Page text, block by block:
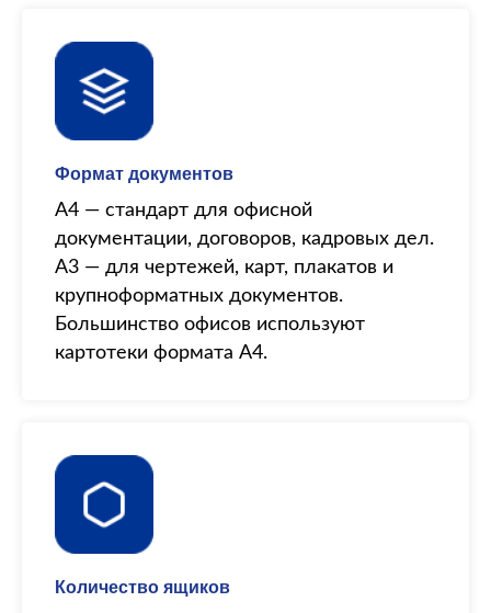
Формат документов
А4 — стандарт для офисной
документации, договоров, кадровых дел.
А3 — для чертежей, карт, плакатов и
крупноформатных документов.
Большинство офисов используют
картотеки формата А4.
Количество ящиков